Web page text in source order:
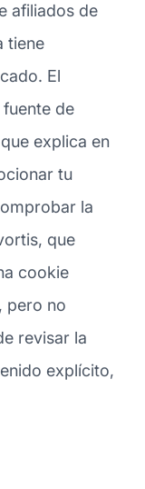
afiliados de
tiene
El
de
explica en
tu
la
que
cookie
pero no
revisar la
explícito,